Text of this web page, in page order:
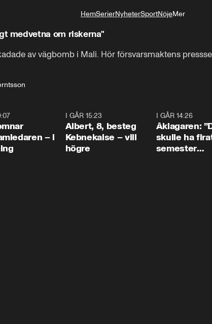
HemSerierNyheterSportNöjeMer
medvetna om riskerna"
av vägbomb i Mali. Hör försvarsmaktens
– i
I GÅR 15:23
Albert, 8, besteg
Kebnekaise – vill
högre
I GÅR 14:26
Åklagaren:
skulle ha
semester